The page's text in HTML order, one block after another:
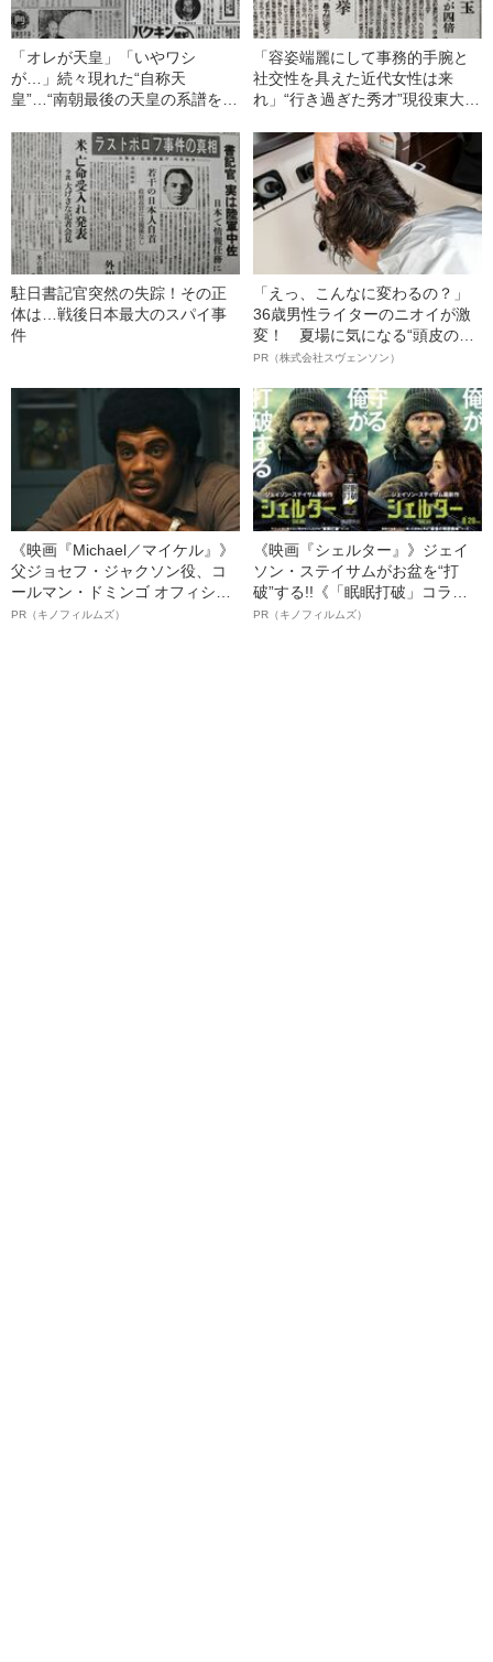
「オレが天皇」「いやワシ
が…」続々現れた“自称天
皇”…“南朝最後の天皇の系譜を継
「容姿端麗にして事務的手腕と
社交性を具えた近代女性は来
れ」“行き過ぎた秀才”現役東大生
駐日書記官突然の失踪！その正
体は…戦後日本最大のスパイ事
件
「えっ、こんなに変わるの？」
36歳男性ライターのニオイが激
変！ 夏場に気になる“頭皮のニ
オイ”や“ベタつき”を解消す
ト”が生み出した徹底ケアとは
PR（株式会社スヴェンソン）
《映画『Michael／マイケル』》
父ジョセフ・ジャクソン役、コ
ールマン・ドミンゴ オフィシャ
ルインタビュー“観客を魅了した
PR（キノフィルムズ）
《映画『シェルター』》ジェイ
ソン・ステイサムがお盆を“打
破”する!!《「眠眠打破」コラ
ボ》
PR（キノフィルムズ）